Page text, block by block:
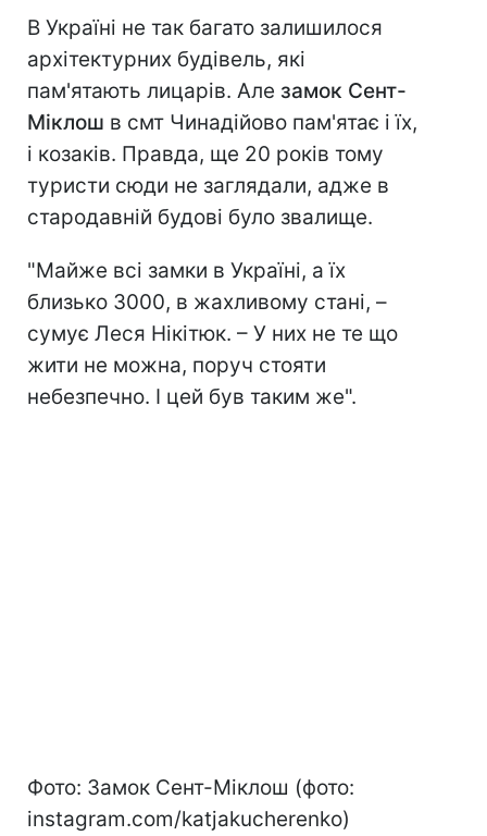
В Україні не так багато залишилося
архітектурних будівель, які
пам'ятають лицарів. Але замок Сент-
Міклош в смт Чинадійово пам'ятає і їх,
і козаків. Правда, ще 20 років тому
туристи сюди не заглядали, адже в
стародавній будові було звалище.
"Майже всі замки в Україні, а їх
близько 3000, в жахливому стані, –
сумує Леся Нікітюк. – У них не те що
жити не можна, поруч стояти
небезпечно. І цей був таким же".
Фото: Замок Сент-Міклош (фото:
instagram.com/katjakucherenko)